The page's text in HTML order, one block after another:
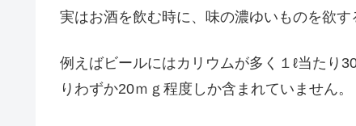
実はお酒を飲む時に、味の濃ゆいものを欲す
例えばビールにはカリウムが多く１ℓ当たり
りわずか20ｍｇ程度しか含まれていません。